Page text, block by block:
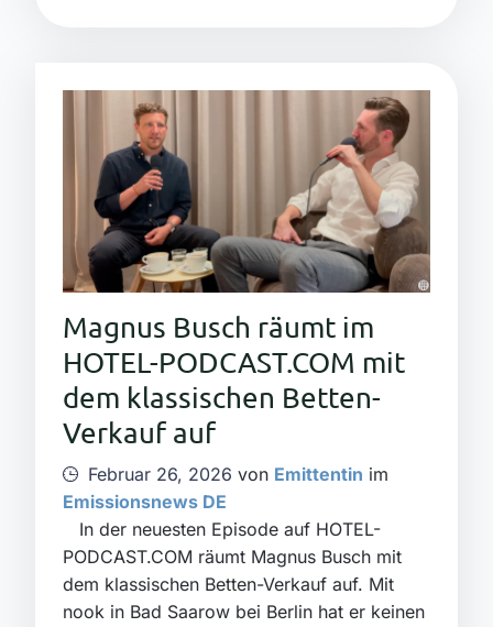
Magnus Busch räumt im
HOTEL-PODCAST.COM⁠ mit
dem klassischen Betten-
Verkauf auf
Februar 26, 2026 von Emittentin im
Emissionsnews DE
In der neuesten Episode auf ⁠HOTEL-
PODCAST.COM⁠ räumt Magnus Busch mit
dem klassischen Betten-Verkauf auf. Mit
⁠nook⁠ in Bad Saarow bei Berlin hat er keinen